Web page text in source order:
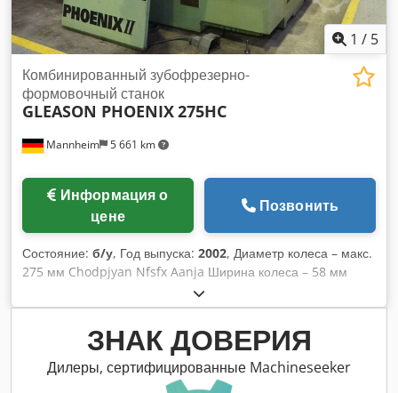
1 / 5
Mannheim 5 661 km
Комбинированный зубофрезерно-
формовочный станок
GLEASON PHOENIX275HC
цене
Позвонить
Состояние: б/у, Год выпуска: 2002, Диаметр колеса – макс.
275 мм Chodpjyan Nfsfx Aanja Ширина колеса – 58 мм
Модуль – макс. 10 Модуль – мин. 0,5 Система управления
Siemens Sinumerik 840D Масса станка – ок. 9,5 т
Габаритные размеры – ок. 3800x2600x2550 мм
Максимальный диаметр колеса: 275 мм Модуль +: 10
Модуль -: 0.5 Система ЧПУ Макс. частота вращения
шпинделя: 1200 об/мин Макс. ширина колеса: 58 мм
ЗНАК ДОВЕРИЯ
Дилеры, сертифицированные Machineseeker